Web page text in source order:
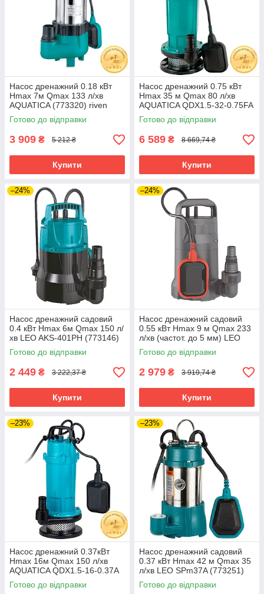
Насос дренажний 0.18 кВт
Hmax 7м Qmax 133 л/хв
AQUATICA (773320) riven
Готово до відправки
3 909 ₴ 5 212 ₴
Купити
Насос дренажний 0.75 кВт
Hmax 35 м Qmax 80 л/хв
AQUATICA QDX1.5-32-0.75FA
(773238) riven
Готово до відправки
6 589 ₴ 8 669,74 ₴
Купити
–24%
Насос дренажний садовий
0.4 кВт Hmax 6м Qmax 150 л/
хв LEO AKS-401PH (773146)
riven
Готово до відправки
2 449 ₴ 3 222,37 ₴
Купити
–24%
Насос дренажний садовий
0.55 кВт Hmax 9 м Qmax 233
л/хв (частот. до 5 мм) LEO
(773114) riven
Готово до відправки
2 979 ₴ 3 919,74 ₴
Купити
–23%
Насос дренажний 0.37кВт
Hmax 16м Qmax 150 л/хв
AQUATICA QDX1.5-16-0.37A
(773231) riven
Готово до відправки
–23%
Насос дренажний садовий
0.37 кВт Hmax 42 м Qmax 35
л/хв LEO SPm37A (773251)
riven
Готово до відправки